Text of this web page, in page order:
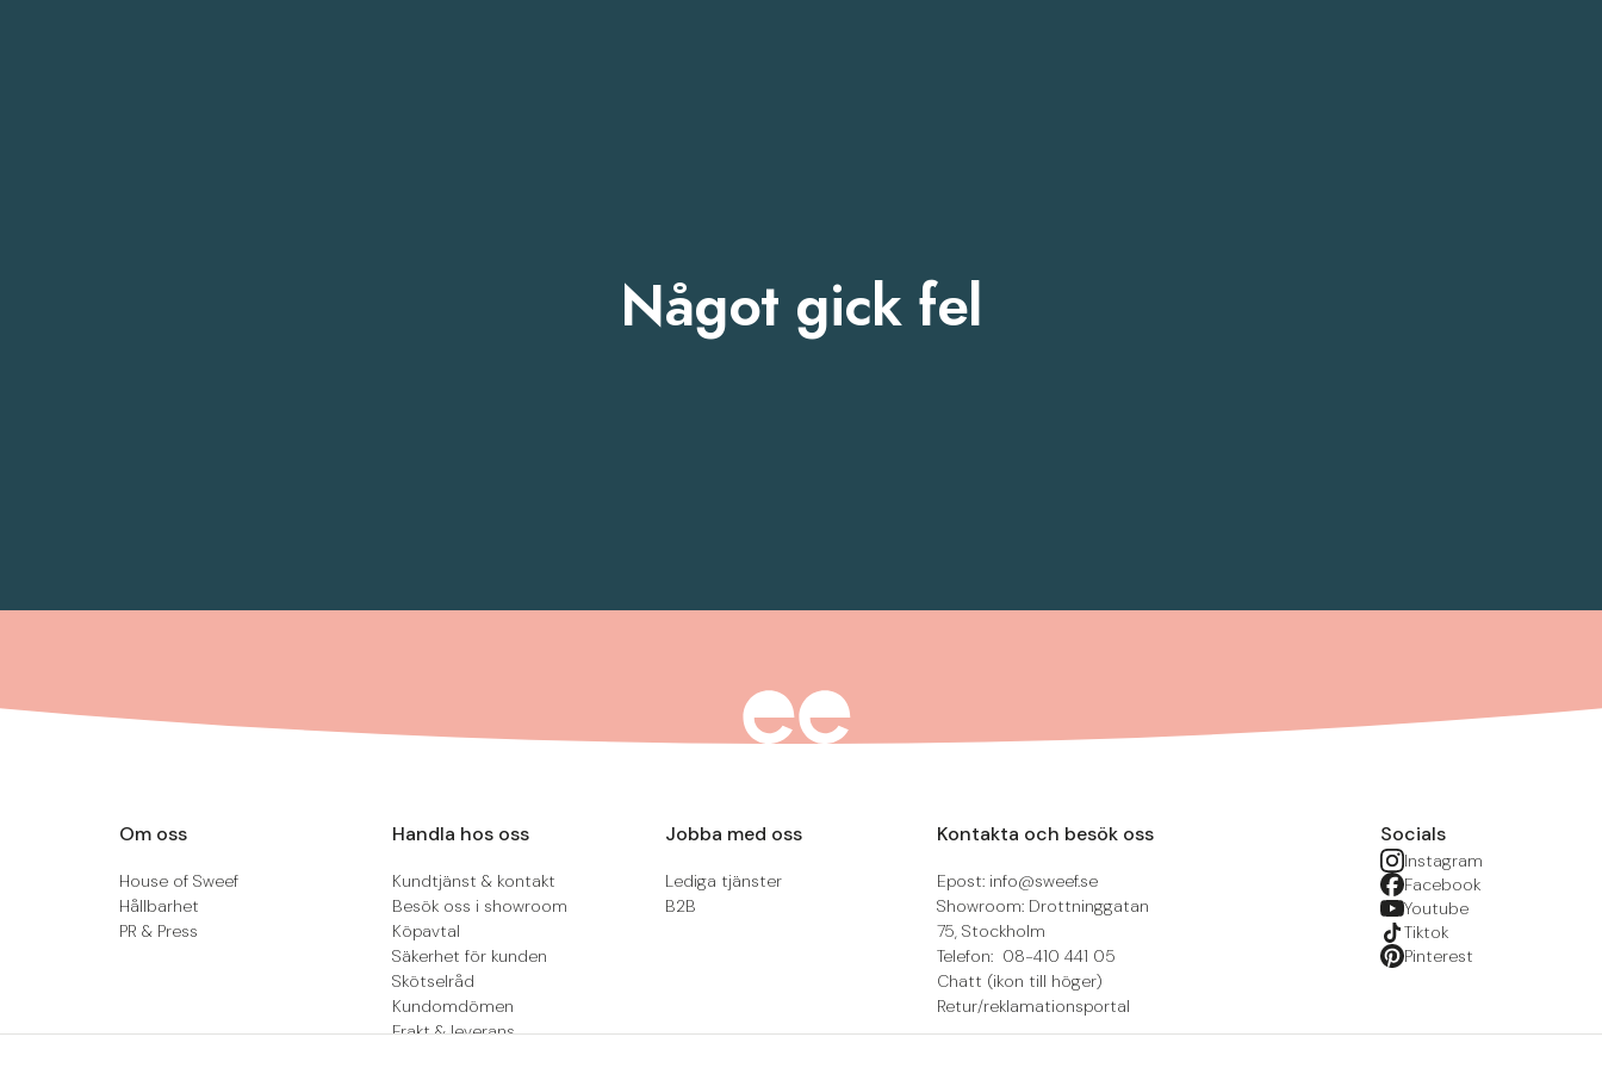
Något gick fel
Om oss
House of Sweef
Hållbarhet
PR & Press
Handla hos oss
Kundtjänst & kontakt
Besök oss i showroom
Köpavtal
Säkerhet för kunden
Skötselråd
Kundomdömen
Frakt & leverans
Jobba med oss
Lediga tjänster
B2B
Kontakta och besök oss
Epost: info@sweef.se
Showroom: Drottninggatan
75, Stockholm
Telefon: 08-410 441 05
Chatt (ikon till höger)
Retur/reklamationsportal
Socials
Instagram
Facebook
Youtube
Tiktok
Pinterest